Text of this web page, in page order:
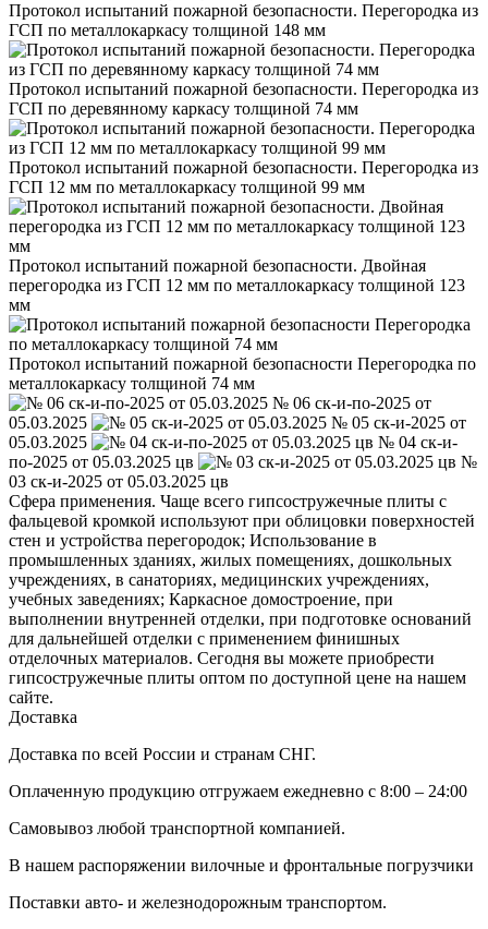
Протокол испытаний пожарной безопасности. Перегородка из
ГСП по металлокаркасу толщиной 148 мм
Протокол испытаний пожарной безопасности. Перегородка из
ГСП по деревянному каркасу толщиной 74 мм
Протокол испытаний пожарной безопасности. Перегородка из
ГСП 12 мм по металлокаркасу толщиной 99 мм
Протокол испытаний пожарной безопасности. Двойная
перегородка из ГСП 12 мм по металлокаркасу толщиной 123
мм
Протокол испытаний пожарной безопасности Перегородка по
металлокаркасу толщиной 74 мм
№ 06 ск-и-по-2025 от
05.03.2025
№ 05 ск-и-2025 от
05.03.2025
№ 04 ск-и-
по-2025 от 05.03.2025 цв
№
03 ск-и-2025 от 05.03.2025 цв
Сфера применения. Чаще всего гипсостружечные плиты с
фальцевой кромкой используют при облицовки поверхностей
стен и устройства перегородок; Использование в
промышленных зданиях, жилых помещениях, дошкольных
учреждениях, в санаториях, медицинских учреждениях,
учебных заведениях; Каркасное домостроение, при
выполнении внутренней отделки, при подготовке оснований
для дальнейшей отделки с применением финишных
отделочных материалов. Сегодня вы можете приобрести
гипсостружечные плиты оптом по доступной цене на нашем
сайте.
Доставка
Доставка по всей России и странам СНГ.
Оплаченную продукцию отгружаем ежедневно с 8:00 – 24:00
Самовывоз любой транспортной компанией.
В нашем распоряжении вилочные и фронтальные погрузчики
Поставки авто- и железнодорожным транспортом.